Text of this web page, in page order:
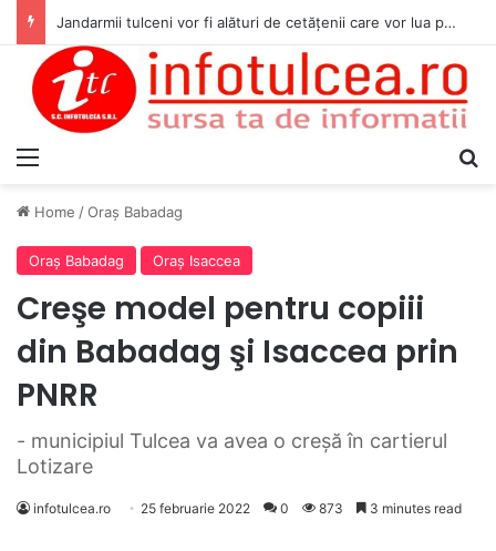
Jandarmii tulceni vor fi alături de cetățenii care vor lua parte la Festivalul Folk Țestos
Home /Oraş Babadag
Oraş Babadag Oraş Isaccea
Creşe model pentru copiii
din Babadag şi Isaccea prin
PNRR
- municipiul Tulcea va avea o creşă în cartierul
Lotizare
infotulcea.ro 25 februarie 2022 0 873 3 minutes read